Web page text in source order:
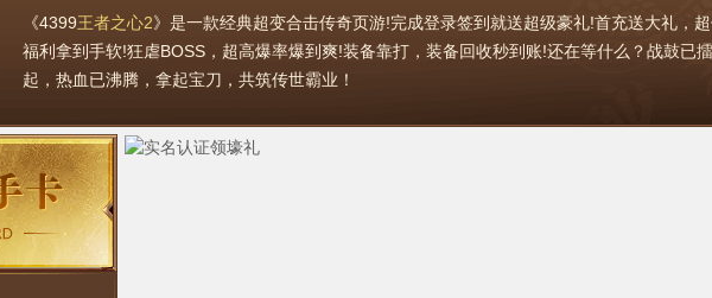
《4399王者之心2》是一款经典超变合击传奇页游!完成登录签到就送超级豪礼!首充送大礼，
福利拿到手软!狂虐BOSS，超高爆率爆到爽!装备靠打，装备回收秒到账!还在等什么？战鼓已擂
起，热血已沸腾，拿起宝刀，共筑传世霸业！